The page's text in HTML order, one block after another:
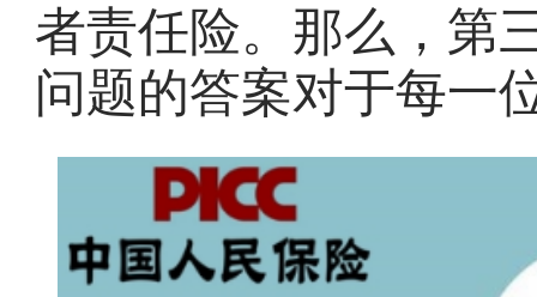
者责任险。那么，第
问题的答案对于每一